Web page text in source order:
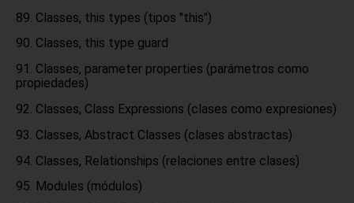
Classes, this types (tipos "this")
Classes, this type guard
Classes, parameter properties (parámetros como
propiedades)
Classes, Class Expressions (clases como expresiones)
Classes, Abstract Classes (clases abstractas)
Classes, Relationships (relaciones entre clases)
Modules (módulos)